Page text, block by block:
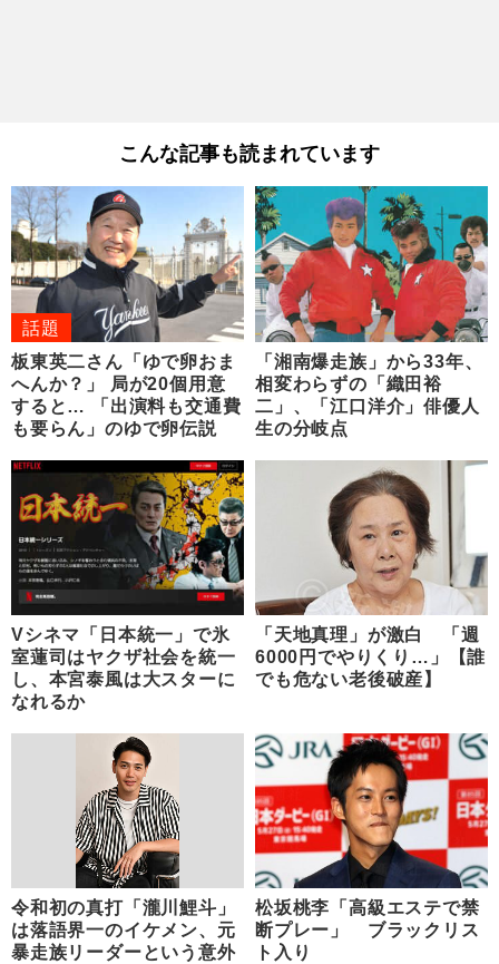
こんな記事も読まれています
話題
板東英二さん「ゆで卵おま
へんか？」 局が20個用意
すると… 「出演料も交通費
も要らん」のゆで卵伝説
「湘南爆走族」から33年、
相変わらずの「織田裕
二」、「江口洋介」俳優人
生の分岐点
Vシネマ「日本統一」で氷
室蓮司はヤクザ社会を統一
し、本宮泰風は大スターに
なれるか
「天地真理」が激白 「週
6000円でやりくり…」【誰
でも危ない老後破産】
令和初の真打「瀧川鯉斗」
は落語界一のイケメン、元
暴走族リーダーという意外
松坂桃李「高級エステで禁
断プレー」 ブラックリス
ト入り